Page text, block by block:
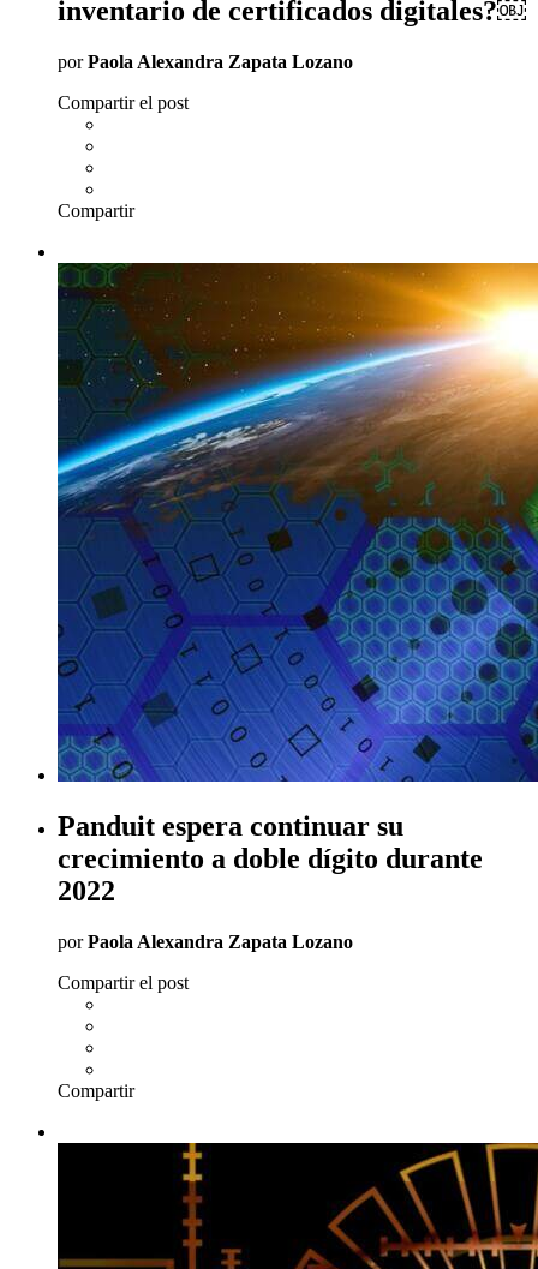
inventario de certificados digitales?￼
porPaola Alexandra Zapata Lozano
Compartir el post
Compartir
Panduit espera continuar su
crecimiento a doble dígito durante
2022
porPaola Alexandra Zapata Lozano
Compartir el post
Compartir